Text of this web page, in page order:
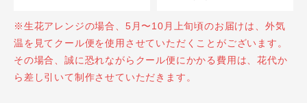
※生花アレンジの場合、5月〜10月上旬頃のお届けは、外気
温を見てクール便を使用させていただくことがございます。
その場合、誠に恐れながらクール便にかかる費用は、花代か
ら差し引いて制作させていただきます。